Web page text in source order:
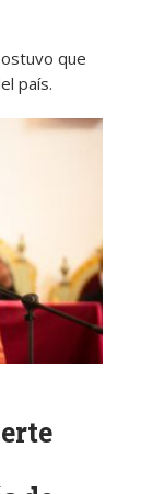
que
país.